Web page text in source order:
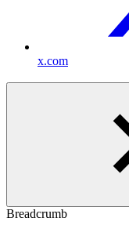
x.com
Breadcrumb